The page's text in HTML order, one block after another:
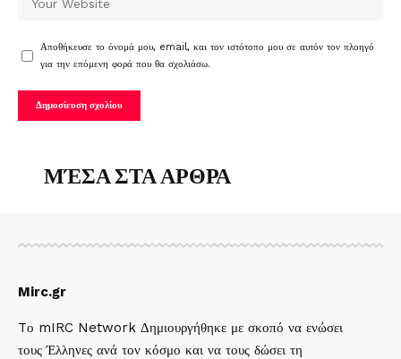
Αποθήκευσε το όνομά μου, email, και τον ιστότοπο μου σε αυτόν τον πλοηγό
για την επόμενη φορά που θα σχολιάσω.
ΜΈΣΑ ΣΤΑ ΑΡΘΡΑ
Mirc.gr
Tο mIRC Network Δημιουργήθηκε με σκοπό να ενώσει
τους Έλληνες ανά τον κόσμο και να τους δώσει τη